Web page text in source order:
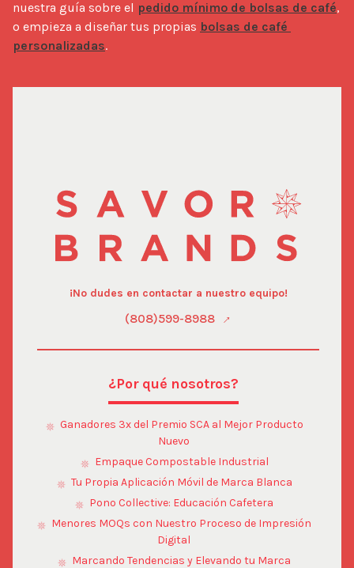
nuestra guía sobre el pedido mínimo de bolsas de café,
o empieza a diseñar tus propias bolsas de café
personalizadas.
¡No dudes en contactar a nuestro equipo!
(808)599-8988
¿Por qué nosotros?
Ganadores 3x del Premio SCA al Mejor Producto
Nuevo
Empaque Compostable Industrial
Tu Propia Aplicación Móvil de Marca Blanca
Pono Collective: Educación Cafetera
Menores MOQs con Nuestro Proceso de Impresión
Digital
Marcando Tendencias y Elevando tu Marca